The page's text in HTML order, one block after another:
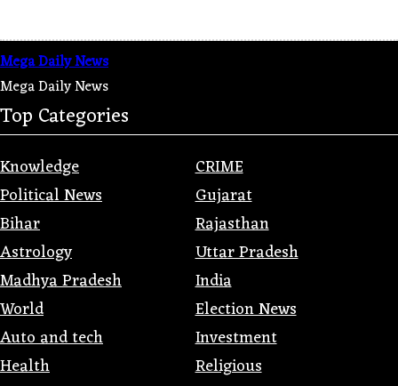
Mega Daily News
Mega Daily News
Top Categories
Knowledge
CRIME
Political News
Gujarat
Bihar
Rajasthan
Astrology
Uttar Pradesh
Madhya Pradesh
India
World
Election News
Auto and tech
Investment
Health
Religious